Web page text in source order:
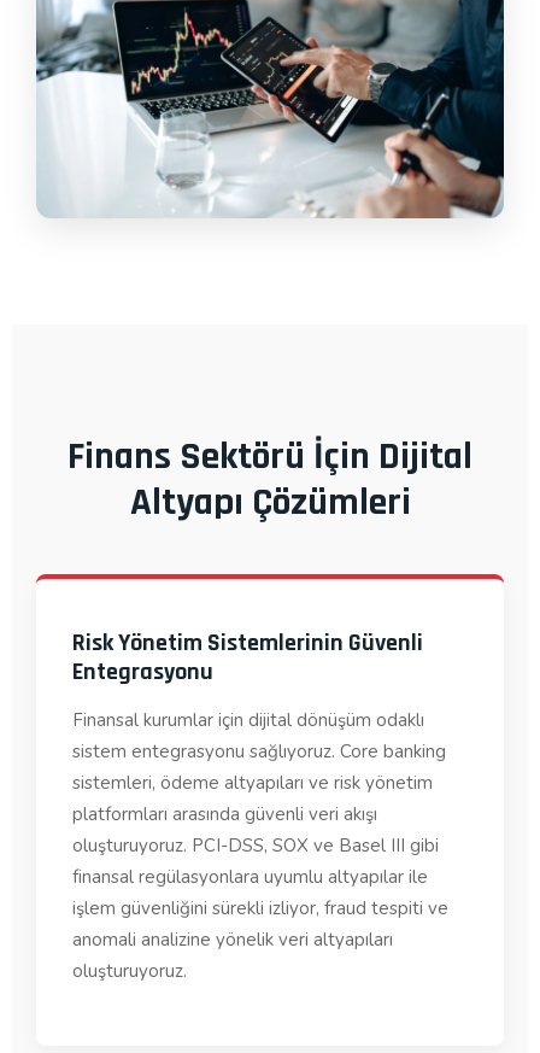
Finans Sektörü İçin Dijital
Altyapı Çözümleri
Risk Yönetim Sistemlerinin Güvenli
Entegrasyonu
Finansal kurumlar için dijital dönüşüm odaklı
sistem entegrasyonu sağlıyoruz. Core banking
sistemleri, ödeme altyapıları ve risk yönetim
platformları arasında güvenli veri akışı
oluşturuyoruz. PCI-DSS, SOX ve Basel III gibi
finansal regülasyonlara uyumlu altyapılar ile
işlem güvenliğini sürekli izliyor, fraud tespiti ve
anomali analizine yönelik veri altyapıları
oluşturuyoruz.